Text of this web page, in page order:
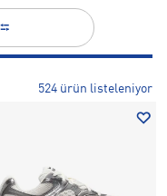
524 ürün listeleniyor